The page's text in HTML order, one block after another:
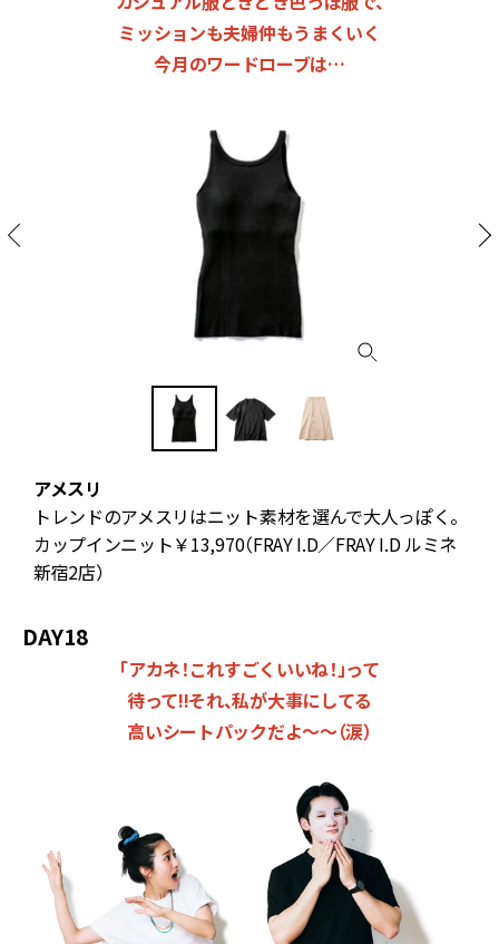
ミッションも夫婦仲もうまくいく
今月のワードローブは…
アメスリ
トレンドのアメスリはニット素材を選んで大人っぽく。
カップインニット￥13,970（FRAY I.D／FRAY I.D ルミネ
新宿2店）
DAY18
「アカネ！これすごくいいね！」って
待って!!それ、私が大事にしてる
高いシートパックだよ～～（涙）